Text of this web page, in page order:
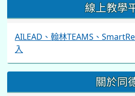
線上教學
AILEAD、翰林TEAMS、
入
關於同